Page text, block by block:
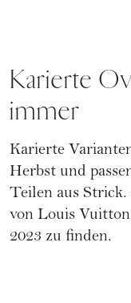
Karierte
immer
Karierte
Herbst und
Teilen aus
von Louis
2023 zu finden.